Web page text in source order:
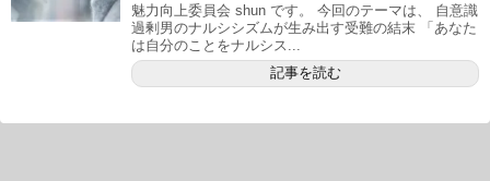
魅力向上委員会 shun です。 今回のテーマは、 自意識
過剰男のナルシシズムが生み出す受難の結末 「あなた
は自分のことをナルシス...
記事を読む